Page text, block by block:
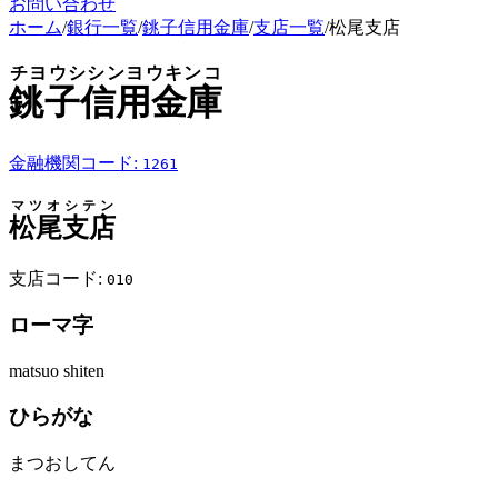
お問い合わせ
ホーム/銀行一覧/銚子信用金庫/支店一覧/松尾支店
銚子信用金庫
チヨウシシンヨウキンコ
金融機関コード: 1261
松尾支店
マツオシテン
支店コード: 010
ローマ字
matsuo shiten
ひらがな
まつおしてん